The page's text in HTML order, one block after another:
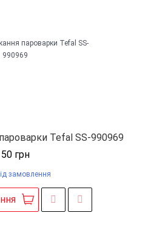
Tefal SS-990969
50грн
замовлення